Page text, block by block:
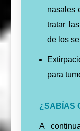
nasales
tratar
de los
para
¿SABÍAS
A